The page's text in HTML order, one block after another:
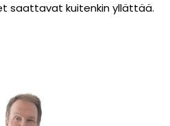
saattavat kuitenkin yllättää.